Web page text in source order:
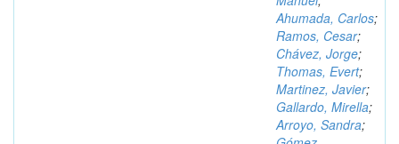
Ahumada, Carlos;
Ramos, Cesar;
Chávez, Jorge;
Thomas, Evert;
Martinez, Javier;
Gallardo, Mirella;
Arroyo, Sandra;